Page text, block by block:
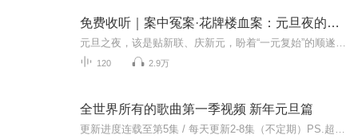
免费收听｜案中冤案·花牌楼血案：元旦夜的沉冤与昭雪
120 2.9万
全世界所有的歌曲第一季视频 新年元旦篇